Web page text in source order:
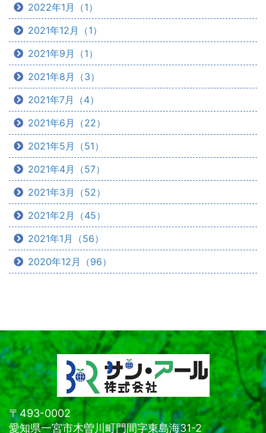
2022年1月（1）
2021年12月（1）
2021年9月（1）
2021年8月（3）
2021年7月（4）
2021年6月（22）
2021年5月（51）
2021年4月（57）
2021年3月（52）
2021年2月（45）
2021年1月（56）
2020年12月（96）
〒493-0002
愛知県一宮市木曽川町門間字東島海31-2